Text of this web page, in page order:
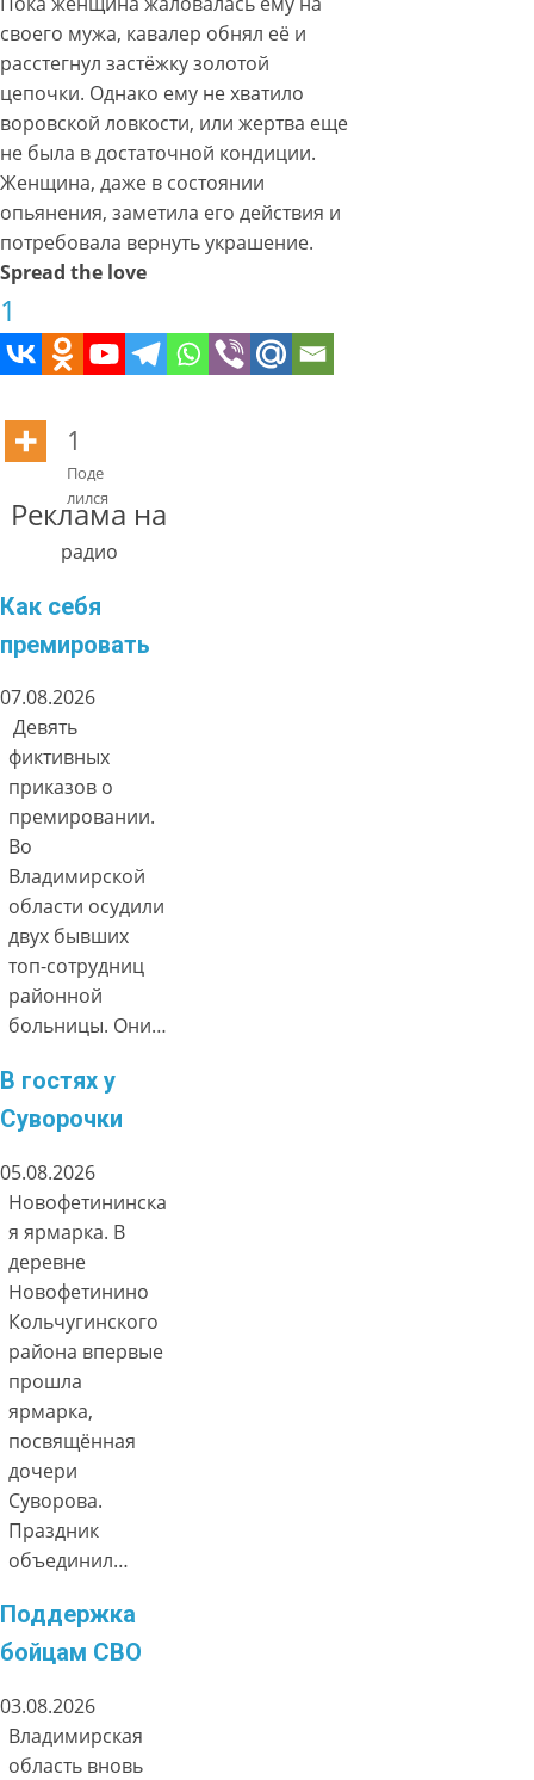
своего мужа, кавалер обнял её и
расстегнул застёжку золотой
цепочки. Однако ему не хватило
воровской ловкости, или жертва еще
не была в достаточной кондиции.
Женщина, даже в состоянии
опьянения, заметила его действия и
потребовала вернуть украшение.
Spread the love
1
1
Поде
лился
Реклама на
радио
Как себя
премировать
07.08.2026
Девять
фиктивных
приказов о
премировании.
Во
Владимирской
области осудили
двух бывших
топ-сотрудниц
районной
больницы. Они…
В гостях у
Суворочки
05.08.2026
Новофетининска
я ярмарка. В
деревне
Новофетинино
Кольчугинского
района впервые
прошла
ярмарка,
посвящённая
дочери
Суворова.
Праздник
объединил…
Поддержка
бойцам СВО
03.08.2026
Владимирская
область вновь